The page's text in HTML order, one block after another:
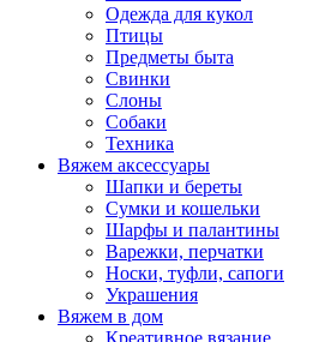
Одежда для кукол
Птицы
Предметы быта
Свинки
Слоны
Собаки
Техника
Вяжем аксессуары
Шапки и береты
Сумки и кошельки
Шарфы и палантины
Варежки, перчатки
Носки, туфли, сапоги
Украшения
Вяжем в дом
Креативное вязание